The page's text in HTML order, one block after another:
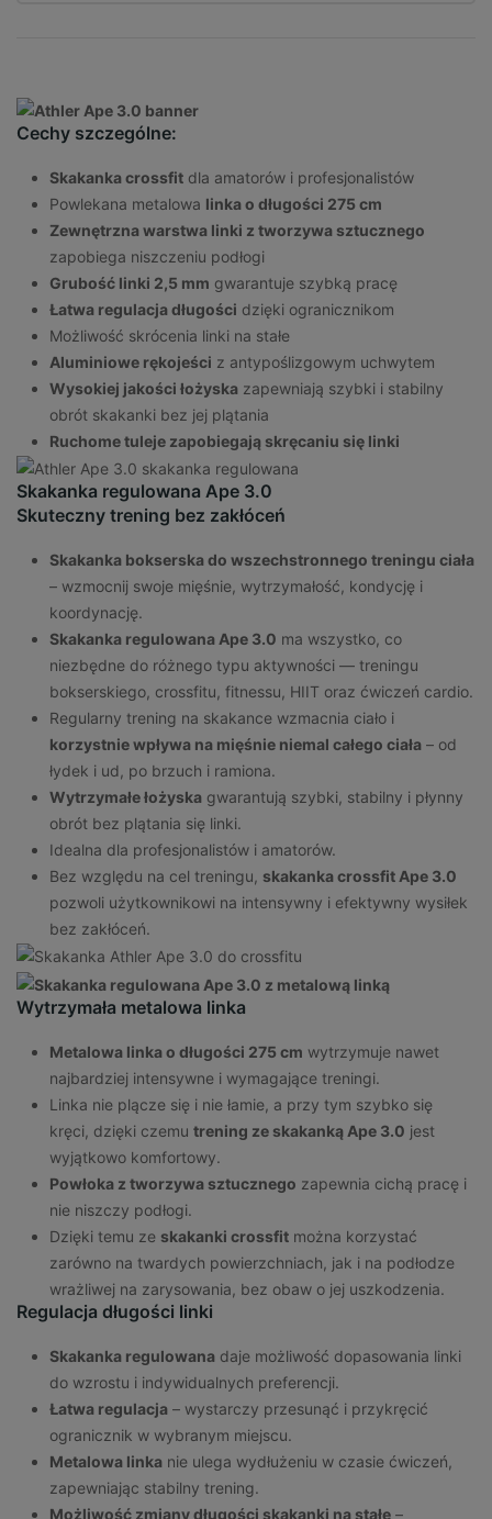
Cechy szczególne:
Skakanka crossfit dla amatorów i profesjonalistów
Powlekana metalowa linka o długości 275 cm
Zewnętrzna warstwa linki z tworzywa sztucznego
zapobiega niszczeniu podłogi
Grubość linki 2,5 mm gwarantuje szybką pracę
Łatwa regulacja długości dzięki ogranicznikom
Możliwość skrócenia linki na stałe
Aluminiowe rękojeści z antypoślizgowym uchwytem
Wysokiej jakości łożyska zapewniają szybki i stabilny
obrót skakanki bez jej plątania
Ruchome tuleje zapobiegają skręcaniu się linki
Skakanka regulowana Ape 3.0
Skuteczny trening bez zakłóceń
Skakanka bokserska do wszechstronnego treningu ciała
– wzmocnij swoje mięśnie, wytrzymałość, kondycję i
koordynację.
Skakanka regulowana Ape 3.0 ma wszystko, co
niezbędne do różnego typu aktywności — treningu
bokserskiego, crossfitu, fitnessu, HIIT oraz ćwiczeń cardio.
Regularny trening na skakance wzmacnia ciało i
korzystnie wpływa na mięśnie niemal całego ciała – od
łydek i ud, po brzuch i ramiona.
Wytrzymałe łożyska gwarantują szybki, stabilny i płynny
obrót bez plątania się linki.
Idealna dla profesjonalistów i amatorów.
Bez względu na cel treningu, skakanka crossfit Ape 3.0
pozwoli użytkownikowi na intensywny i efektywny wysiłek
bez zakłóceń.
Wytrzymała metalowa linka
Metalowa linka o długości 275 cm wytrzymuje nawet
najbardziej intensywne i wymagające treningi.
Linka nie plącze się i nie łamie, a przy tym szybko się
kręci, dzięki czemu trening ze skakanką Ape 3.0 jest
wyjątkowo komfortowy.
Powłoka z tworzywa sztucznego zapewnia cichą pracę i
nie niszczy podłogi.
Dzięki temu ze skakanki crossfit można korzystać
zarówno na twardych powierzchniach, jak i na podłodze
wrażliwej na zarysowania, bez obaw o jej uszkodzenia.
Regulacja długości linki
Skakanka regulowana daje możliwość dopasowania linki
do wzrostu i indywidualnych preferencji.
Łatwa regulacja – wystarczy przesunąć i przykręcić
ogranicznik w wybranym miejscu.
Metalowa linka nie ulega wydłużeniu w czasie ćwiczeń,
zapewniając stabilny trening.
Możliwość zmiany długości skakanki na stałe –